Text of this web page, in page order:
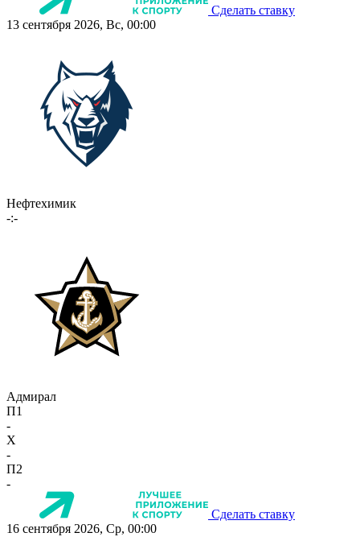
Сделать ставку
13 сентября 2026, Вс, 00:00
Нефтехимик
-:-
Адмирал
П1
-
X
-
П2
-
Сделать ставку
16 сентября 2026, Ср, 00:00